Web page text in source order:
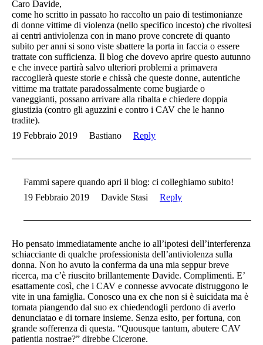
Caro Davide,
come ho scritto in passato ho raccolto un paio di testimonianze
di donne vittime di violenza (nello specifico incesto) che rivoltesi
ai centri antiviolenza con in mano prove concrete di quanto
subito per anni si sono viste sbattere la porta in faccia o essere
trattate con sufficienza. Il blog che dovevo aprire questo autunno
e che invece partirà salvo ulteriori problemi a primavera
raccoglierà queste storie e chissà che queste donne, autentiche
vittime ma trattate paradossalmente come bugiarde o
vaneggianti, possano arrivare alla ribalta e chiedere doppia
giustizia (contro gli aguzzini e contro i CAV che le hanno
tradite).
19 Febbraio 2019
Bastiano Reply
Fammi sapere quando apri il blog: ci colleghiamo subito!
19 Febbraio 2019
Davide Stasi Reply
Ho pensato immediatamente anche io all’ipotesi dell’interferenza
schiacciante di qualche professionista dell’antiviolenza sulla
donna. Non ho avuto la conferma da una mia seppur breve
ricerca, ma c’è riuscito brillantemente Davide. Complimenti. E’
esattamente così, che i CAV e connesse avvocate distruggono le
vite in una famiglia. Conosco una ex che non si è suicidata ma è
tornata piangendo dal suo ex chiedendogli perdono di averlo
denunciatao e di tornare insieme. Senza esito, per fortuna, con
grande sofferenza di questa. “Quousque tantum, abutere CAV
patientia nostrae?” direbbe Cicerone.